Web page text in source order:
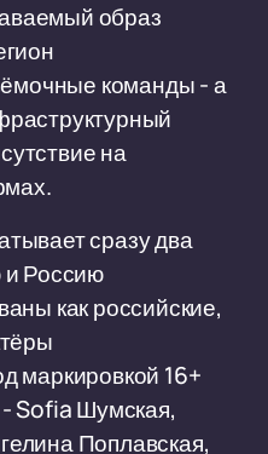
образ
команды - а
на
сразу два
и Россию
как российские,
маркировкой 16+
Sofia Шумская,
Поплавская,